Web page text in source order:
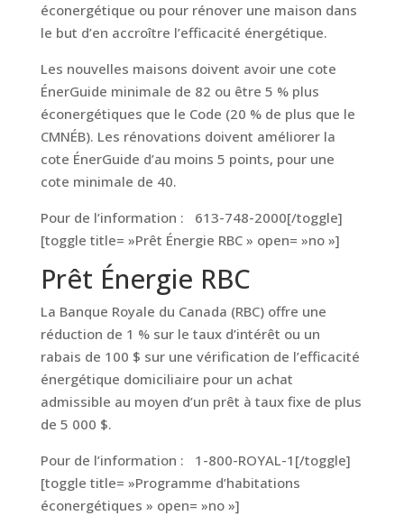
éconergétique ou pour rénover une maison dans
le but d’en accroître l’efficacité énergétique.
Les nouvelles maisons doivent avoir une cote
ÉnerGuide minimale de 82 ou être 5 % plus
éconergétiques que le Code (20 % de plus que le
CMNÉB). Les rénovations doivent améliorer la
cote ÉnerGuide d’au moins 5 points, pour une
cote minimale de 40.
Pour de l’information : 613-748-2000[/toggle]
[toggle title= »Prêt Énergie RBC » open= »no »]
Prêt Énergie RBC
La Banque Royale du Canada (RBC) offre une
réduction de 1 % sur le taux d’intérêt ou un
rabais de 100 $ sur une vérification de l’efficacité
énergétique domiciliaire pour un achat
admissible au moyen d’un prêt à taux fixe de plus
de 5 000 $.
Pour de l’information : 1-800-ROYAL-1[/toggle]
[toggle title= »Programme d’habitations
éconergétiques » open= »no »]